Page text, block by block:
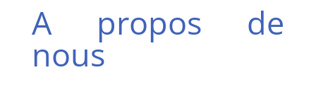
A propos de
nous